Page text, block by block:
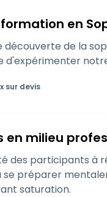
en
découverte de la
d'expérimenter
sur devis
en milieu
des participants à
préparer
saturation.